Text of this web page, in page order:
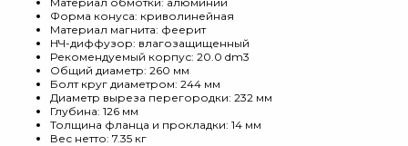
Форма конуса: криволинейная
Материал магнита: феерит
НЧ-диффузор: влагозащищенный
Рекомендуемый корпус: 20.0 dm3
Общий диаметр: 260 мм
Болт круг диаметром: 244 мм
Диаметр выреза перегородки: 232 мм
Глубина: 126 мм
Толщина фланца и прокладки: 14 мм
Вес нетто: 7.35 кг